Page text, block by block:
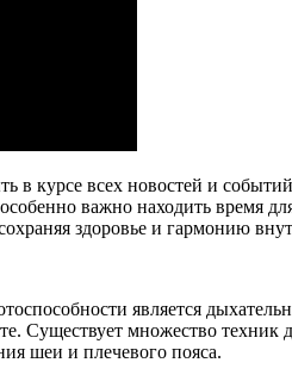
в курсе всех новостей и
важно находить время
здоровье и гармонию
является
Существует множество
шеи и плечевого пояса.